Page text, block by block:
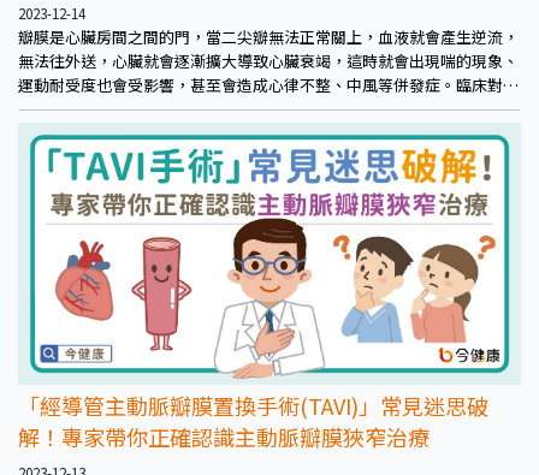
2023-12-14
瓣膜是心臟房間之間的門，當二尖瓣無法正常關上，血液就會產生逆流，
無法往外送，心臟就會逐漸擴大導致心臟衰竭，這時就會出現喘的現象、
運動耐受度也會受影響，甚至會造成心律不整、中風等併發症。臨床對二
尖瓣逆流的嚴重度有客觀的分級，通常達到重度時，就已經不可逆，且是
屬於結構性的傷害，若不及時處理最終會危及性命。
「經導管主動脈瓣膜置換手術(TAVI)」常見迷思破
解！專家帶你正確認識主動脈瓣膜狹窄治療